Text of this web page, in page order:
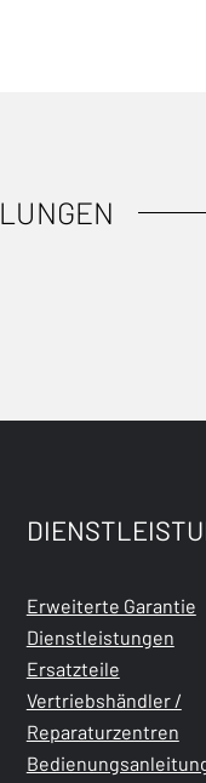
Erweiterte Garantie
Dienstleistungen
Ersatzteile
Vertriebshändler /
Reparaturzentren